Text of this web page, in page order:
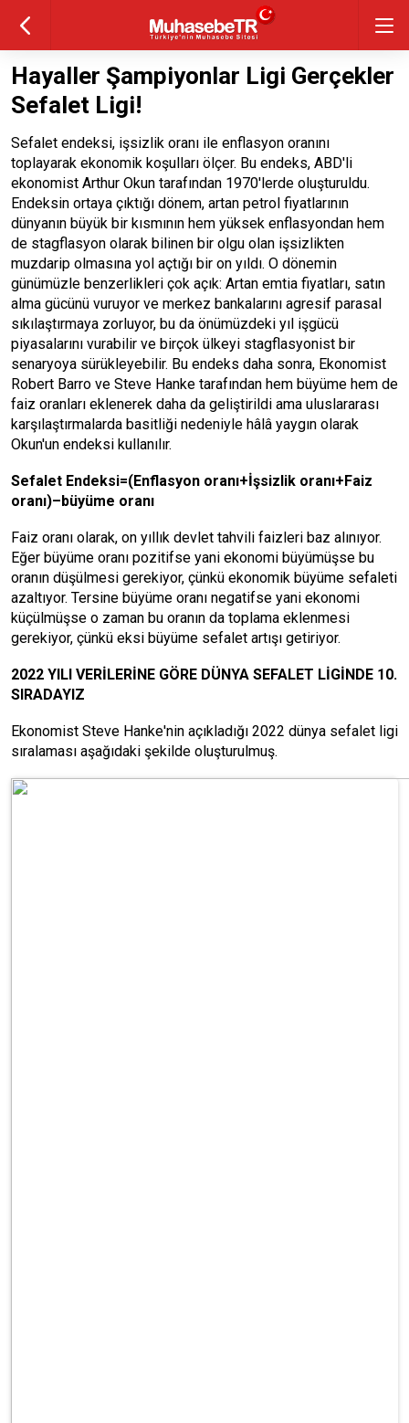
Hayaller Şampiyonlar Ligi Gerçekler
Sefalet Ligi!
Sefalet endeksi, işsizlik oranı ile enflasyon oranını
toplayarak ekonomik koşulları ölçer. Bu endeks, ABD'li
ekonomist Arthur Okun tarafından 1970'lerde oluşturuldu.
Endeksin ortaya çıktığı dönem, artan petrol fiyatlarının
dünyanın büyük bir kısmının hem yüksek enflasyondan hem
de stagflasyon olarak bilinen bir olgu olan işsizlikten
muzdarip olmasına yol açtığı bir on yıldı. O dönemin
günümüzle benzerlikleri çok açık: Artan emtia fiyatları, satın
alma gücünü vuruyor ve merkez bankalarını agresif parasal
sıkılaştırmaya zorluyor, bu da önümüzdeki yıl işgücü
piyasalarını vurabilir ve birçok ülkeyi stagflasyonist bir
senaryoya sürükleyebilir. Bu endeks daha sonra, Ekonomist
Robert Barro ve Steve Hanke tarafından hem büyüme hem de
faiz oranları eklenerek daha da geliştirildi ama uluslararası
karşılaştırmalarda basitliği nedeniyle hâlâ yaygın olarak
Okun'un endeksi kullanılır.
Sefalet Endeksi=(Enflasyon oranı+İşsizlik oranı+Faiz
oranı)–büyüme oranı
Faiz oranı olarak, on yıllık devlet tahvili faizleri baz alınıyor.
Eğer büyüme oranı pozitifse yani ekonomi büyümüşse bu
oranın düşülmesi gerekiyor, çünkü ekonomik büyüme sefaleti
azaltıyor. Tersine büyüme oranı negatifse yani ekonomi
küçülmüşse o zaman bu oranın da toplama eklenmesi
gerekiyor, çünkü eksi büyüme sefalet artışı getiriyor.
2022 YILI VERİLERİNE GÖRE DÜNYA SEFALET LİGİNDE 10.
SIRADAYIZ
Ekonomist Steve Hanke'nin açıkladığı 2022 dünya sefalet ligi
sıralaması aşağıdaki şekilde oluşturulmuş.